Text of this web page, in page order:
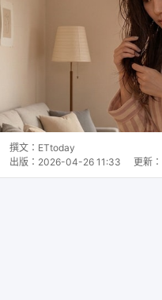
撰文： ETtoday
出版： 2026-04-26 11:33 更新：